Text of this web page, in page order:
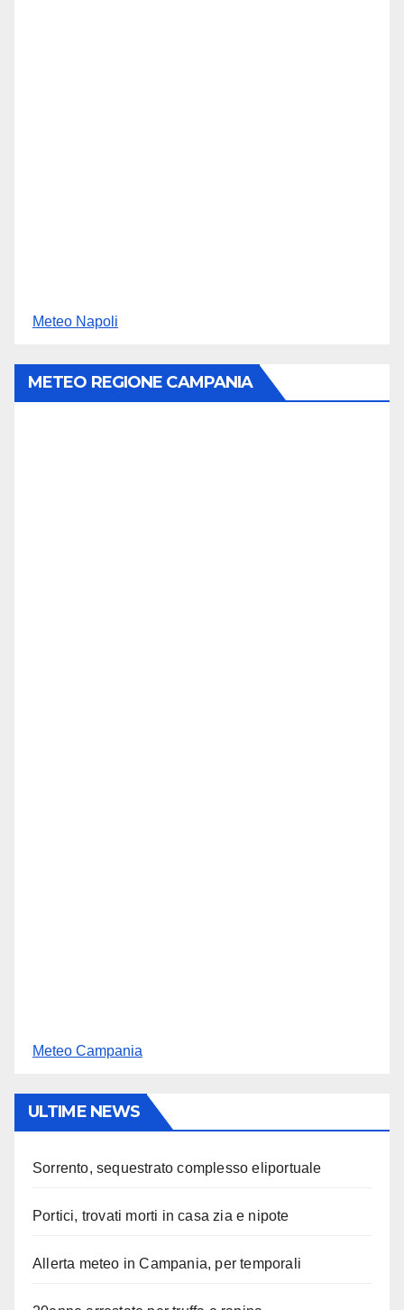
Meteo Napoli
METEO REGIONE CAMPANIA
Meteo Campania
ULTIME NEWS
Sorrento, sequestrato complesso eliportuale
Portici, trovati morti in casa zia e nipote
Allerta meteo in Campania, per temporali